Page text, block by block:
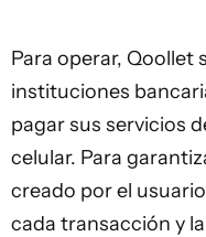
Para operar, Qoollet
instituciones
pagar sus servicios
celular. Para
creado por el
cada transacción y